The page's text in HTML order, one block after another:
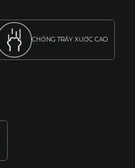
CHỐNG TRẦY XƯỚC CAO